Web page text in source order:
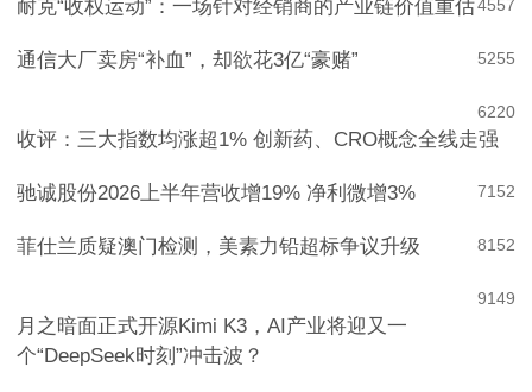
557
4
耐克“收权运动”：一场针对经销商的产业链价值重估
255
5
通信大厂卖房“补血”，却欲花3亿“豪赌”
220
6
收评：三大指数均涨超1% 创新药、CRO概念全线走强
152
7
驰诚股份2026上半年营收增19% 净利微增3%
152
8
菲仕兰质疑澳门检测，美素力铅超标争议升级
149
9
月之暗面正式开源Kimi K3，AI产业将迎又一
个“DeepSeek时刻”冲击波？